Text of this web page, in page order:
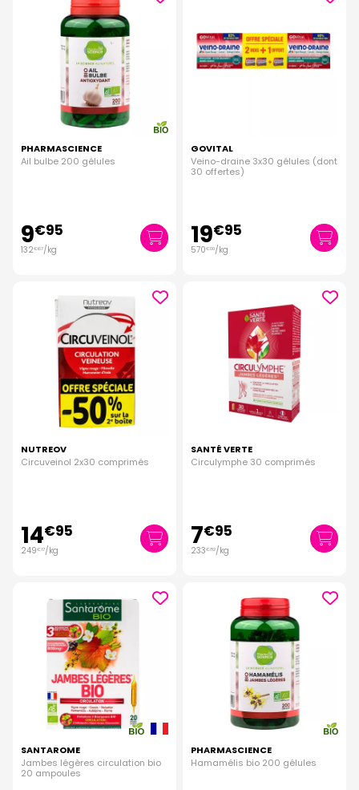
PHARMASCIENCE
Ail bulbe 200 gélules
9€95
132€67/kg
GOVITAL
Veino-draine 3x30 gélules (dont
30 offertes)
19€95
570€00/kg
NUTREOV
Circuveinol 2x30 comprimés
14€95
249€ 17/kg
SANTÉ VERTE
Circulymphe 30 comprimés
7€95
233€82/kg
SANTAROME
Jambes légères circulation bio
20 ampoules
PHARMASCIENCE
Hamamélis bio 200 gélules